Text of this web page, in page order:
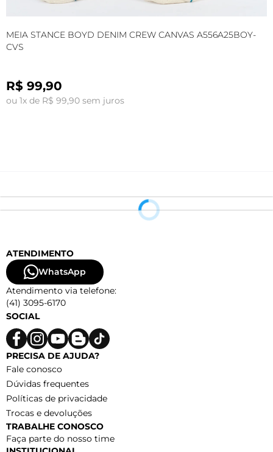
MEIA STANCE BOYD DENIM CREW CANVAS A556A25BOY-
CVS
R$ 99,90
ou 1x de R$ 99,90 sem juros
ATENDIMENTO
WhatsApp
Atendimento via telefone:
(41) 3095-6170
SOCIAL
PRECISA DE AJUDA?
Fale conosco
Dúvidas frequentes
Políticas de privacidade
Trocas e devoluções
TRABALHE CONOSCO
Faça parte do nosso time